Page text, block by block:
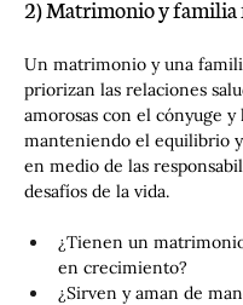
2) Matrimonio y familia
Un matrimonio y una
priorizan las relaciones
amorosas con el cónyuge y
manteniendo el equilibrio
en medio de las
desafíos de la vida.
¿Tienen un
en crecimiento?
¿Sirven y aman de